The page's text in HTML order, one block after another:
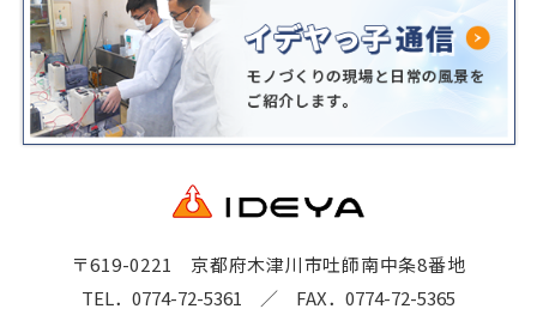
〒619-0221 京都府木津川市吐師南中条8番地
TEL．0774-72-5361 ／ FAX．0774-72-5365